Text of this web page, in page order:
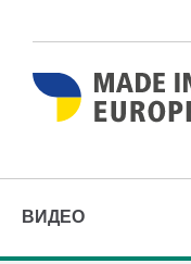
ВИДЕО